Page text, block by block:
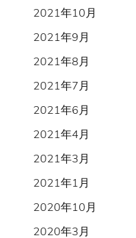
2021年10月
2021年9月
2021年8月
2021年7月
2021年6月
2021年4月
2021年3月
2021年1月
2020年10月
2020年3月